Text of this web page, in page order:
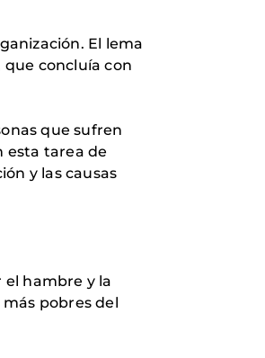
El lema
concluía con
que sufren
esta tarea de
y las causas
el hambre y la
pobres del